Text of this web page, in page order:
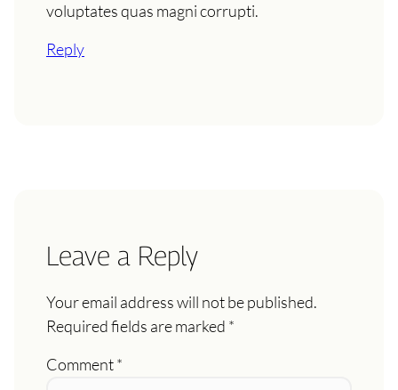
voluptates quas magni corrupti.
Reply
Leave a Reply
Your email address will not be published.
Required fields are marked *
Comment*